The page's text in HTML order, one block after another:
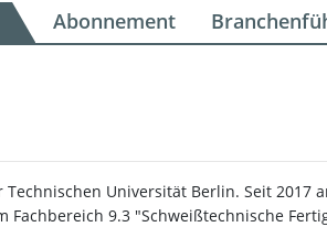
Abonnement
Universität Berlin. Seit
9.3 "Schweißtechnische